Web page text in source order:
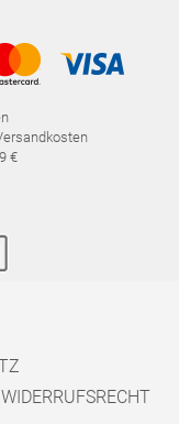
€
WIDERRUFSRECHT